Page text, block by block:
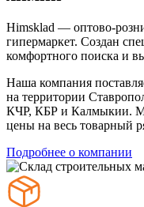
Himsklad — оптово-
гипермаркет. Создан
комфортного поиска и
Наша компания
на территории
КЧР, КБР и Калмыкии.
цены на весь товарный
Подробнее о компании